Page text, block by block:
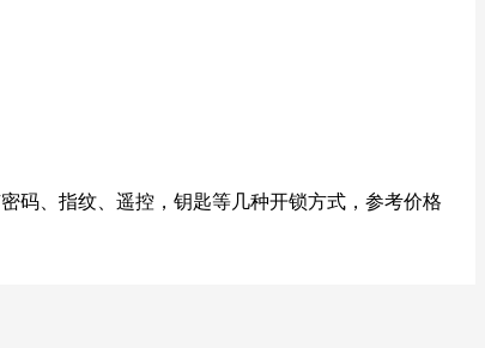
码、指纹、遥控，钥匙等几种开锁方式，参考价格